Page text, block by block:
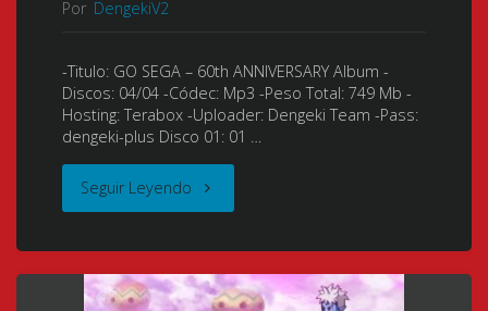
Booklet]
FLAC]"
Por DengekiV2
-Titulo: GO SEGA – 60th ANNIVERSARY Album -
Discos: 04/04 -Códec: Mp3 -Peso Total: 749 Mb -
Hosting: Terabox -Uploader: Dengeki Team -Pass:
dengeki-plus Disco 01: 01 …
Seguir Leyendo "GO
–